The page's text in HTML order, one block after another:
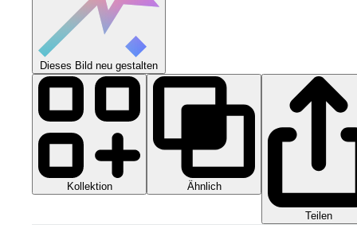
Dieses Bild neu gestalten
Kollektion Ähnlich
Teilen